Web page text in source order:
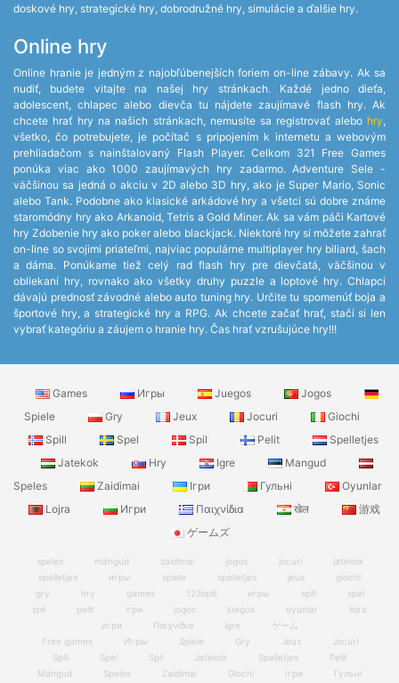
doskové hry, strategické hry, dobrodružné hry, simulácie a ďalšie hry.
Online hry
Online hranie je jedným z najobľúbenejších foriem on-line zábavy. Ak sa
nudiť, budete vitajte na našej hry stránkach. Každé jedno dieťa,
adolescent, chlapec alebo dievča tu nájdete zaujímavé flash hry. Ak
chcete hrať hry na našich stránkach, nemusíte sa registrovať alebo hry,
všetko, čo potrebujete, je počítač s pripojením k internetu a webovým
prehliadačom s nainštalovaný Flash Player. Celkom 321 Free Games
ponúka viac ako 1000 zaujímavých hry zadarmo. Adventure Sele -
väčšinou sa jedná o akciu v 2D alebo 3D hry, ako je Super Mario, Sonic
alebo Tank. Podobne ako klasické arkádové hry a všetci sú dobre známe
staromódny hry ako Arkanoid, Tetris a Gold Miner. Ak sa vám páči Kartové
hry Zdobenie hry ako poker alebo blackjack. Niektoré hry si môžete zahrať
on-line so svojimi priateľmi, najviac populárne multiplayer hry biliard, šach
a dáma. Ponúkame tiež celý rad flash hry pre dievčatá, väčšinou v
obliekaní hry, rovnako ako všetky druhy puzzle a loptové hry. Chlapci
dávajú prednosť závodné alebo auto tuning hry. Určite tu spomenúť boja a
športové hry, a strategické hry a RPG. Ak chcete začať hrať, stačí si len
vybrať kategóriu a záujem o hranie hry. Čas hrať vzrušujúce hry!!!
Games Игры Juegos
Jogos
Spiele
Gry Jeux Jocuri
Giochi
Spill
Spel Spil Pelit
Spelletjes
Jatekok
Hry Igre
Mangud
Speles
Zaidimai Ігри Гульні
Oyunlar
Lojra
Игри Παιχνίδια खेल
游戏
ゲームズ
speles mängud zaidimai jogos jocuri
jatekok
spelletjes
игры spiele spelletjes jeux
giochi
gry
hry games 123spill игры spill
spel
spil
pelit ігри jogos juegos oyunlar
lojra
игри
Παιχνίδια igre
ゲーム
Free games
Игры Spiele Gry Jeux
Jocuri
Spill
Spel Spil Jatekok Spelletjes
Pelit
Mängud
Speles Zaidimai Giochi Ігри Гульні